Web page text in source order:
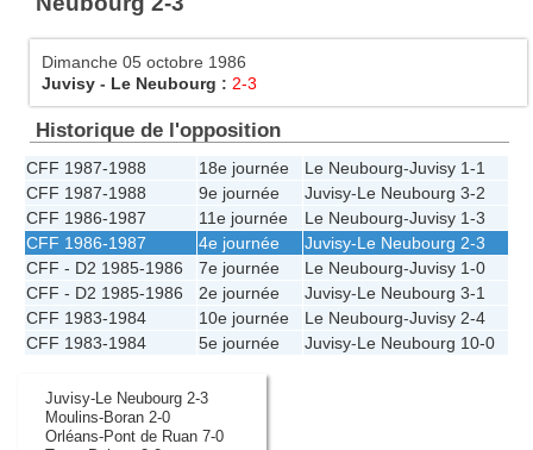
Dimanche 05 octobre 1986
Juvisy - Le Neubourg : 2-3
Historique de l'opposition
CFF 1987-1988 18e journée Le Neubourg-Juvisy 1-1
CFF 1987-1988
9e journée Juvisy-Le Neubourg 3-2
CFF 1986-1987
11e journée Le Neubourg-Juvisy 1-3
CFF 1986-1987
4e journée Juvisy-Le Neubourg 2-3
CFF - D2 1985-1986
7e journée Le Neubourg-Juvisy 1-0
CFF - D2 1985-1986
2e journée Juvisy-Le Neubourg 3-1
CFF 1983-1984
10e journée Le Neubourg-Juvisy 2-4
CFF 1983-1984
5e journée Juvisy-Le Neubourg 10-0
Juvisy-Le Neubourg 2-3
Moulins-Boran 2-0
Orléans-Pont de Ruan 7-0